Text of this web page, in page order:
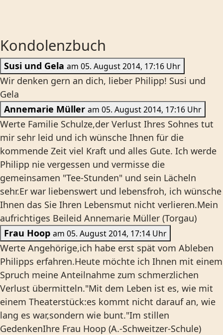
Kondolenzbuch
Susi und Gela am 05. August 2014, 17:16 Uhr
Wir denken gern an dich, lieber Philipp! Susi und
Gela
Annemarie Müller
am 05. August 2014, 17:16 Uhr
Werte Familie Schulze,der Verlust Ihres Sohnes tut
mir sehr leid und ich wünsche Ihnen für die
kommende Zeit viel Kraft und alles Gute. Ich werde
Philipp nie vergessen und vermisse die
gemeinsamen "Tee-Stunden" und sein Lächeln
sehr.Er war liebenswert und lebensfroh, ich wünsche
Ihnen das Sie Ihren Lebensmut nicht verlieren.Mein
aufrichtiges Beileid Annemarie Müller (Torgau)
Frau Hoop
am 05. August 2014, 17:14 Uhr
Werte Angehörige,ich habe erst spät vom Ableben
Philipps erfahren.Heute möchte ich Ihnen mit einem
Spruch meine Anteilnahme zum schmerzlichen
Verlust übermitteln."Mit dem Leben ist es, wie mit
einem Theaterstück:es kommt nicht darauf an, wie
lang es war,sondern wie bunt."Im stillen
GedenkenIhre Frau Hoop (A.-Schweitzer-Schule)